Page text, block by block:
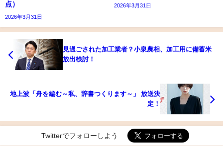
点）
2026年3月31日
2026年3月31日
見過ごされた加工業者？小泉農相、加工用に備蓄米
放出検討！
地上波「舟を編む～私、辞書つくります～」 放送決
定！
Twitterでフォローしよう